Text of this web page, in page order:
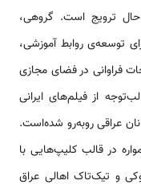
حال ترویج است. گروهی،
توسعه‌ی روابط آموزشی،
فراوانی در فضای مجازی
از فیلم‌های ایرانی
عراقی روبه‌رو شده‌است.
در قالب کلیپ‌هایی با
و تیک‌تاک اهالی عراق